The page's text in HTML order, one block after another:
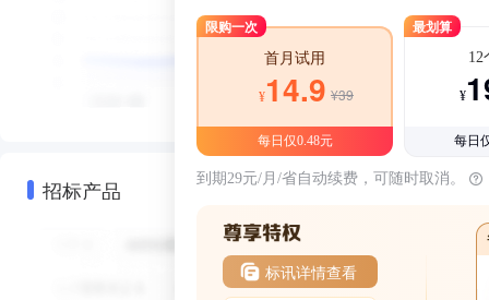
招标产品
限购一次
首月试用
¥14.9 ¥39
每日仅0.48元
最划算
12
¥
每日
到期29元/月/省自动续费，可随时取消。
标讯详情查看